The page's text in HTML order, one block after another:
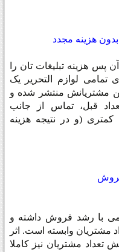
هزینه مجدد
پس هزینه تبلیغات تان را
لوازم التحریر یک
منتشر شده و
قبل، تماس از جانب
کمتری (و در نتیجه هزینه
با رشد فروش داشته و
مشتریان وابسته است. اثر
تعداد مشتریان نیز کاملا